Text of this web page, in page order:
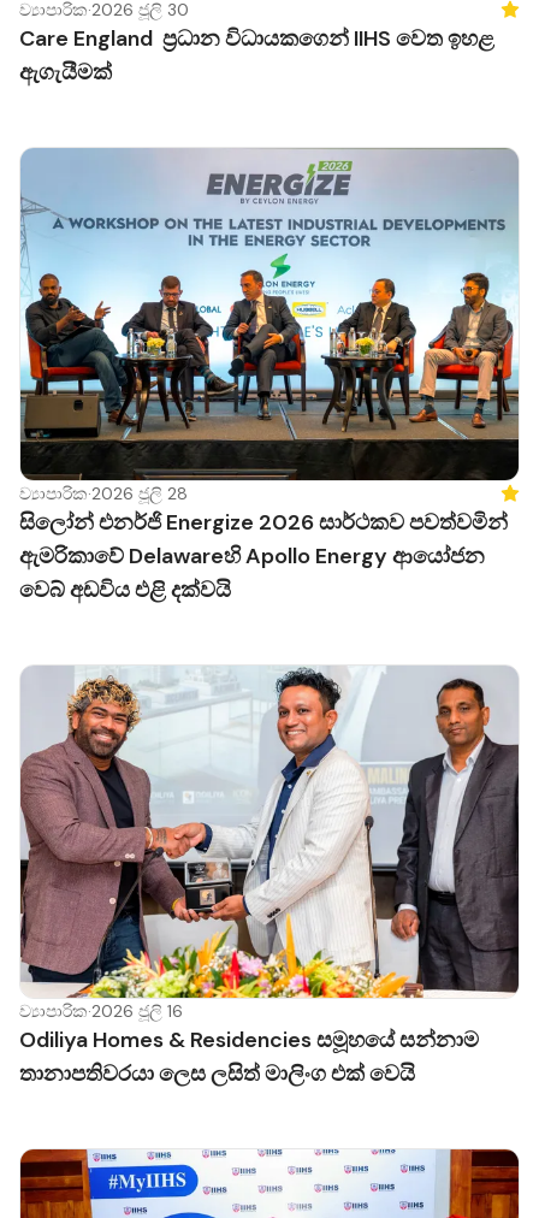
ගැනීමට ශක්තිමත් පදනමක් සපයන වැඩසටහනක් ලෙස IIHS
එය හඳුන්වා දෙයි.
ව්‍යාපාරික·2026 ජූලි 30
Care England ප්‍රධාන විධායකගෙන් IIHS වෙත ඉහළ
ඇගැයීමක්
ව්‍යාපාරික·2026 ජූලි 28
සිලෝන් එනර්ජි Energize 2026 සාර්ථකව පවත්වමින්
ඇමරිකාවේ Delawareහි Apollo Energy ආයෝජන
වෙබ් අඩවිය එළි දක්වයි
ව්‍යාපාරික·2026 ජූලි 16
Odiliya Homes & Residencies සමූහයේ සන්නාම
තානාපතිවරයා ලෙස ලසිත් මාලිංග එක් වෙයි